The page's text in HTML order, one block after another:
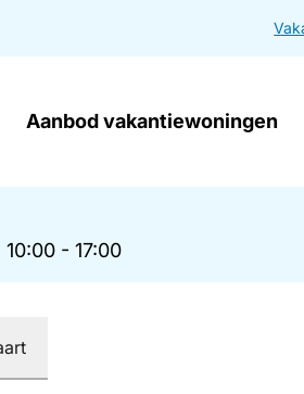
Aanbod vakantiewoningen
10:00 - 17:00